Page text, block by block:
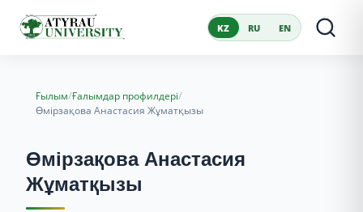
KZ RU EN
Ғылым/Ғалымдар профилдері/
Өмірзақова Анастасия Жұматқызы
Өмірзақова Анастасия
Жұматқызы